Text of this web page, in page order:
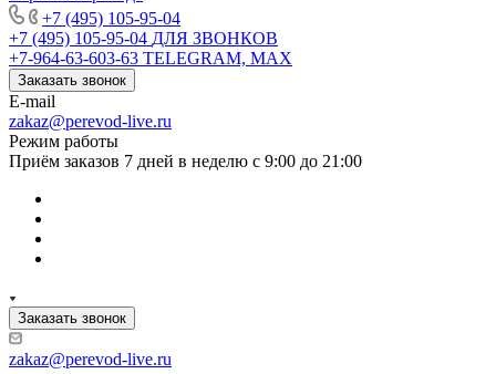
+7 (495) 105-95-04
+7 (495) 105-95-04 ДЛЯ ЗВОНКОВ
+7-964-63-603-63 TELEGRAM, MAX
Заказать звонок
E-mail
zakaz@perevod-live.ru
Режим работы
Приём заказов 7 дней в неделю с 9:00 до 21:00
Заказать звонок
zakaz@perevod-live.ru